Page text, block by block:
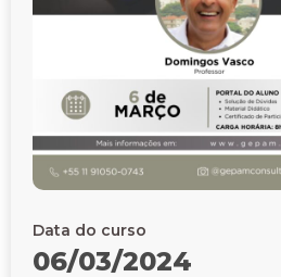
Data do curso
06/03/2024